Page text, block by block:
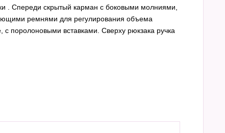
. Спереди скрытый карман с боковыми молниями,
ремнями для регулирования объема
поролоновыми вставками. Сверху рюкзака ручка